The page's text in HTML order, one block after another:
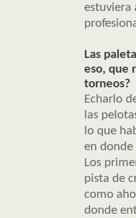
estuviera
Las
eso, que
torneos?
Echarlo
las
lo que
en
Los
pista de
como
donde